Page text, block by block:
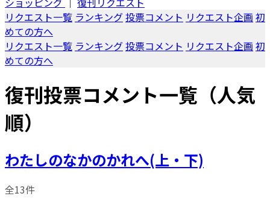
リクエスト一覧 ランキング投票コメント リクエスト企画 初
めての方へ
リクエスト一覧 ランキング投票コメント リクエスト企画 初
めての方へ
復刊投票コメント一覧（人気
順）
わたしのなかのかれへ(上・下)
全13件